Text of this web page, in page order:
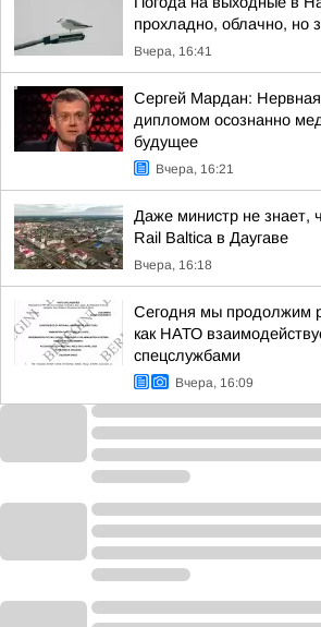
прохладно, облачно, но
Вчера, 16:41
Сергей Мардан:
дипломом осознанно
будущее
Вчера, 16:21
Даже министр не знает,
Rail Baltica в Даугаве
Вчера, 16:18
Сегодня мы продолжим
как НАТО
спецслужбами
Вчера, 16:09